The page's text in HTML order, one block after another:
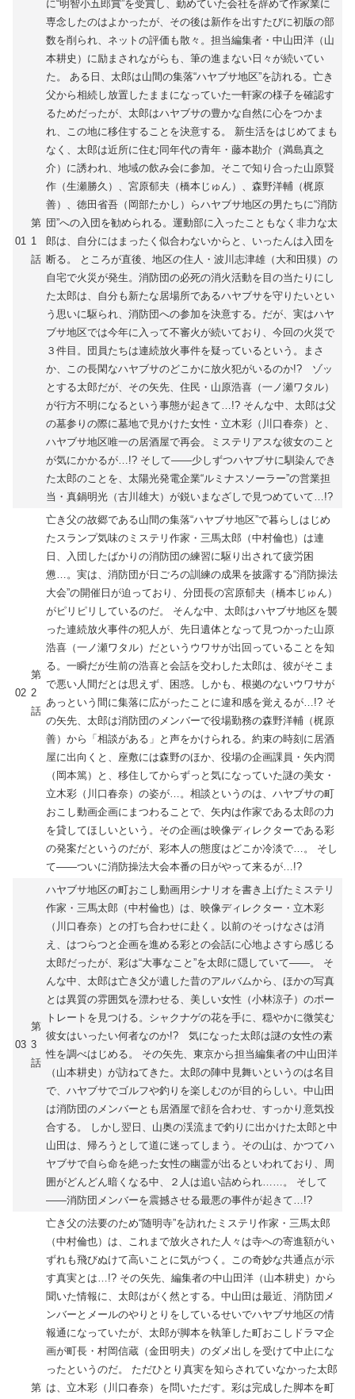
01
第
1
話
に“明智小五郎賞”を受賞し、勤めていた会社を辞めて作家業に
専念したのはよかったが、その後は新作を出すたびに初版の部
数を削られ、ネットの評価も散々。担当編集者・中山田洋（山
本耕史）に励まされながらも、筆の進まない日々が続いてい
た。 ある日、太郎は山間の集落“ハヤブサ地区”を訪れる。亡き
父から相続し放置したままになっていた一軒家の様子を確認す
るためだったが、太郎はハヤブサの豊かな自然に心をつかま
れ、この地に移住することを決意する。 新生活をはじめてまも
なく、太郎は近所に住む同年代の青年・藤本勘介（満島真之
介）に誘われ、地域の飲み会に参加。そこで知り合った山原賢
作（生瀬勝久）、宮原郁夫（橋本じゅん）、森野洋輔（梶原
善）、徳田省吾（岡部たかし）らハヤブサ地区の男たちに“消防
団”への入団を勧められる。運動部に入ったこともなく非力な太
郎は、自分にはまったく似合わないからと、いったんは入団を
断る。 ところが直後、地区の住人・波川志津雄（大和田獏）の
自宅で火災が発生。消防団の必死の消火活動を目の当たりにし
た太郎は、自分も新たな居場所であるハヤブサを守りたいとい
う思いに駆られ、消防団への参加を決意する。だが、実はハヤ
ブサ地区では今年に入って不審火が続いており、今回の火災で
３件目。団員たちは連続放火事件を疑っているという。まさ
か、この長閑なハヤブサのどこかに放火犯がいるのか!? ゾッ
とする太郎だが、その矢先、住民・山原浩喜（一ノ瀬ワタル）
が行方不明になるという事態が起きて…!? そんな中、太郎は父
の墓参りの際に墓地で見かけた女性・立木彩（川口春奈）と、
ハヤブサ地区唯一の居酒屋で再会。ミステリアスな彼女のこと
が気にかかるが…!? そして――少しずつハヤブサに馴染んでき
た太郎のことを、太陽光発電企業“ルミナスソーラー”の営業担
当・真鍋明光（古川雄大）が鋭いまなざしで見つめていて…!?
02
第
2
話
亡き父の故郷である山間の集落“ハヤブサ地区”で暮らしはじめ
たスランプ気味のミステリ作家・三馬太郎（中村倫也）は連
日、入団したばかりの消防団の練習に駆り出されて疲労困
憊…。実は、消防団が日ごろの訓練の成果を披露する“消防操法
大会”の開催日が迫っており、分団長の宮原郁夫（橋本じゅん）
がピリピリしているのだ。 そんな中、太郎はハヤブサ地区を襲
った連続放火事件の犯人が、先日遺体となって見つかった山原
浩喜（一ノ瀬ワタル）だというウワサが出回っていることを知
る。一瞬だが生前の浩喜と会話を交わした太郎は、彼がそこま
で悪い人間だとは思えず、困惑。しかも、根拠のないウワサが
あっという間に集落に広がったことに違和感を覚えるが…!? そ
の矢先、太郎は消防団のメンバーで役場勤務の森野洋輔（梶原
善）から「相談がある」と声をかけられる。約束の時刻に居酒
屋に出向くと、座敷には森野のほか、役場の企画課員・矢内潤
（岡本篤）と、移住してからずっと気になっていた謎の美女・
立木彩（川口春奈）の姿が…。相談というのは、ハヤブサの町
おこし動画企画にまつわることで、矢内は作家である太郎の力
を貸してほしいという。その企画は映像ディレクターである彩
の発案だというのだが、彩本人の態度はどこか冷淡で…。 そし
て――ついに消防操法大会本番の日がやって来るが…!?
03
第
3
話
ハヤブサ地区の町おこし動画用シナリオを書き上げたミステリ
作家・三馬太郎（中村倫也）は、映像ディレクター・立木彩
（川口春奈）との打ち合わせに赴く。以前のそっけなさは消
え、はつらつと企画を進める彩との会話に心地よさすら感じる
太郎だったが、彩は“大事なこと”を太郎に隠していて――。 そ
んな中、太郎は亡き父が遺した昔のアルバムから、ほかの写真
とは異質の雰囲気を漂わせる、美しい女性（小林涼子）のポー
トレートを見つける。シャクナゲの花を手に、穏やかに微笑む
彼女はいったい何者なのか!? 気になった太郎は謎の女性の素
性を調べはじめる。 その矢先、東京から担当編集者の中山田洋
（山本耕史）が訪ねてきた。太郎の陣中見舞いというのは名目
で、ハヤブサでゴルフや釣りを楽しむのが目的らしい。中山田
は消防団のメンバーとも居酒屋で顔を合わせ、すっかり意気投
合する。 しかし翌日、山奥の渓流まで釣りに出かけた太郎と中
山田は、帰ろうとして道に迷ってしまう。その山は、かつてハ
ヤブサで自ら命を絶った女性の幽霊が出るといわれており、周
囲がどんどん暗くなる中、２人は追い詰められ……。 そして
――消防団メンバーを震撼させる最悪の事件が起きて…!?
第
亡き父の法要のため“随明寺”を訪れたミステリ作家・三馬太郎
（中村倫也）は、これまで放火された人々は寺への寄進額がい
ずれも飛びぬけて高いことに気がつく。この奇妙な共通点が示
す真実とは…!? その矢先、編集者の中山田洋（山本耕史）から
聞いた情報に、太郎はがく然とする。中山田は最近、消防団メ
ンバーとメールのやりとりをしているせいでハヤブサ地区の情
報通になっていたが、太郎が脚本を執筆した町おこしドラマ企
画が町長・村岡信蔵（金田明夫）のダメ出しを受けて中止にな
ったというのだ。 ただひとり真実を知らされていなかった太郎
は、立木彩（川口春奈）を問いただす。彩は完成した脚本を町